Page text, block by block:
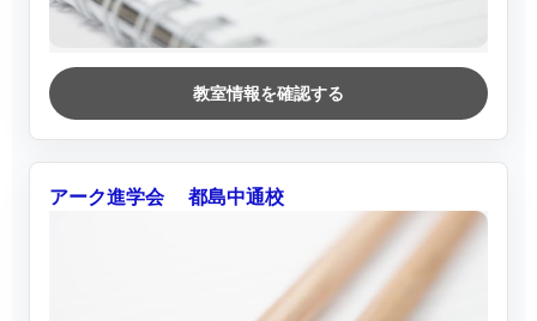
教室情報を確認する
アーク進学会 都島中通校